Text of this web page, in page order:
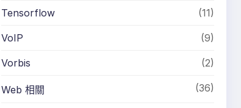
Tensorflow (11)
VoIP (9)
Vorbis (2)
Web 相關 (36)